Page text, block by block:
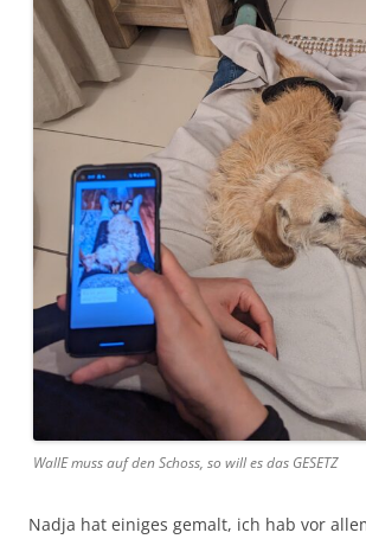
WallE muss auf den Schoss, so will es das GESETZ
Nadja hat einiges gemalt, ich hab vor